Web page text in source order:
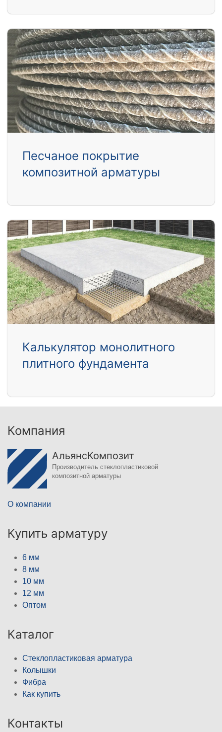
Песчаное покрытие
композитной арматуры
Калькулятор монолитного
плитного фундамента
Компания
АльянсКомпозит
Производитель стеклопластиковой
композитной арматуры
О компании
Купить арматуру
6 мм
8 мм
10 мм
12 мм
Оптом
Каталог
Стеклопластиковая арматура
Колышки
Фибра
Как купить
Контакты